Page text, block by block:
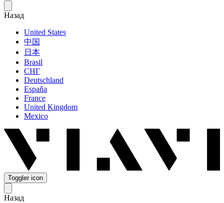
Назад
United States
中国
日本
Brasil
СНГ
Deutschland
España
France
United Kingdom
Mexico
Toggler icon
Назад